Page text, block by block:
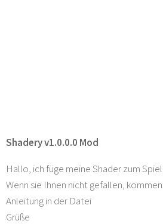
Shadery v1.0.0.0 Mod
Hallo, ich füge meine Shader zum
Wenn sie Ihnen nicht gefallen,
Anleitung in der Datei
Grüße